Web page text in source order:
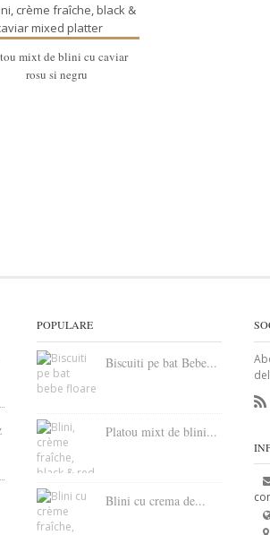
mixt de blini cu caviar
rosu si negru
POPULARE
Biscuiti pe bat Bebe...
Platou mixt de blini...
Blini cu crema de...